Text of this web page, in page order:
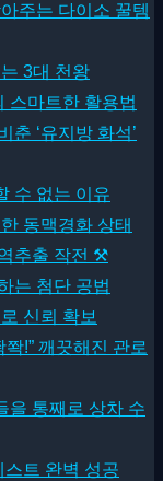
주는 다이소 꿀템
3대 천왕
스마트한 활용법
춘 ‘유지방 화석’
수 없는 이유
동맥경화 상태
추출 작전 ⚒
는 첨단 공법
신뢰 확보
!” 깨끗해진 관로
을 통째로 상차 수
트 완벽 성공